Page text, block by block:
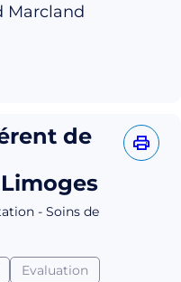
Marcland
de
- Soins de
Evaluation